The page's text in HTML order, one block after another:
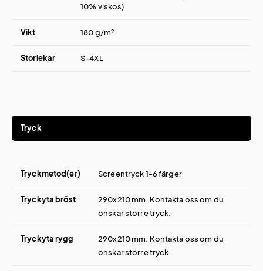
10% viskos)
Vikt 180 g/m²
Storlekar S-4XL
Tryck
Tryckmetod(er) Screentryck 1-6 färger
Tryckyta bröst
290x210 mm. Kontakta oss om du
önskar större tryck.
Tryckyta rygg
290x210 mm. Kontakta oss om du
önskar större tryck.